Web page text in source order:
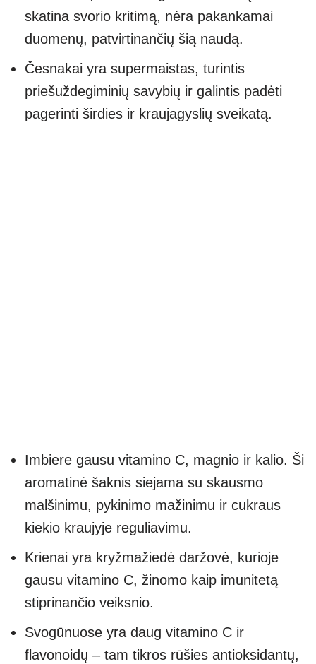
skatina svorio kritimą, nėra pakankamai
duomenų, patvirtinančių šią naudą.
Česnakai yra supermaistas, turintis
priešuždegiminių savybių ir galintis padėti
pagerinti širdies ir kraujagyslių sveikatą.
Imbiere gausu vitamino C, magnio ir kalio. Ši
aromatinė šaknis siejama su skausmo
malšinimu, pykinimo mažinimu ir cukraus
kiekio kraujyje reguliavimu.
Krienai yra kryžmažiedė daržovė, kurioje
gausu vitamino C, žinomo kaip imunitetą
stiprinančio veiksnio.
Svogūnuose yra daug vitamino C ir
flavonoidų – tam tikros rūšies antioksidantų,